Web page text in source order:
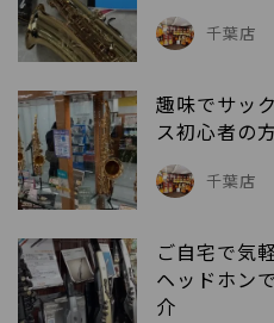
千葉店
趣味でサッ
ス初心者の
千葉店
ご自宅で気
ヘッドホン
介